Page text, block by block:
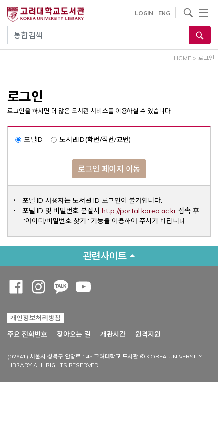
건
통합검색
LOGIN ENG
사이트내 검색
HOME > 로그인
로그인
로그인을 하시면 더 많은 도서관 서비스를 이용하실 수 있습니다.
포털ID 도서관ID(학번/직번/교번)
로그인 페이지 이동
포털 ID 사용자는 도서관 ID 로그인이 불가합니다.
포털 ID 및 비밀번호 분실시 http://portal.korea.ac.krOpens a
접속 후
"아이디/비밀번호 찾기" 기능을 이용하여 주시기 바랍니다.
관련사이트
개인정보처리방침
주요 전화번호
찾아오는 길 개관시간 원격지원
(02841) 서울시 성북구 안암로 145 고려대학교 도서관 © KOREA UNIVERSITY
LIBRARY ALL RIGHTS RESERVED.
Opens a new window
Opens a new window
Opens a new window